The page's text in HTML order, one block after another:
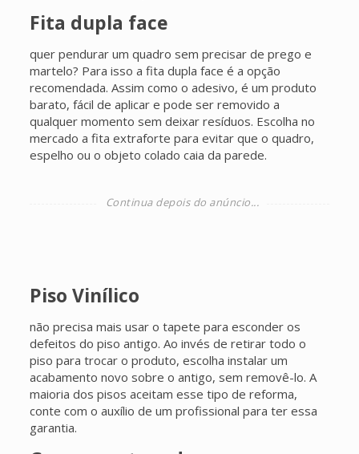
Fita dupla face
quer pendurar um quadro sem precisar de prego e
martelo? Para isso a fita dupla face é a opção
recomendada. Assim como o adesivo, é um produto
barato, fácil de aplicar e pode ser removido a
qualquer momento sem deixar resíduos. Escolha no
mercado a fita extraforte para evitar que o quadro,
espelho ou o objeto colado caia da parede.
Piso Vinílico
não precisa mais usar o tapete para esconder os
defeitos do piso antigo. Ao invés de retirar todo o
piso para trocar o produto, escolha instalar um
acabamento novo sobre o antigo, sem removê-lo. A
maioria dos pisos aceitam esse tipo de reforma,
conte com o auxílio de um profissional para ter essa
garantia.